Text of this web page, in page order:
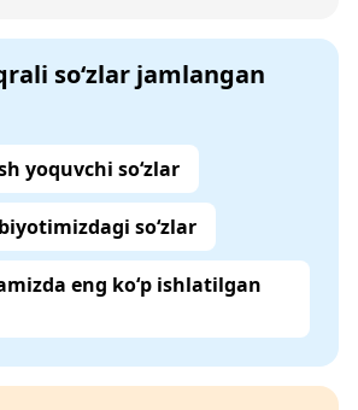
so‘zlar jamlangan
yoquvchi so‘zlar
so‘zlar
eng ko‘p ishlatilgan